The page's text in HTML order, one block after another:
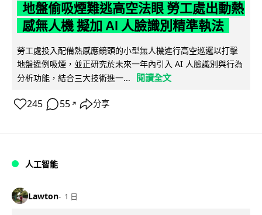
地盤偷吸煙難逃高空法眼 勞工處出動熱
感無人機 擬加 AI 人臉識別精準執法
勞工處投入配備熱感應鏡頭的小型無人機進行高空巡邏以打擊
地盤違例吸煙，並正研究於未來一年內引入 AI 人臉識別與行為
分析功能，結合三大技術進一...
閱讀全文
245 55 ↗ 分享
人工智能
Lawton 1 日